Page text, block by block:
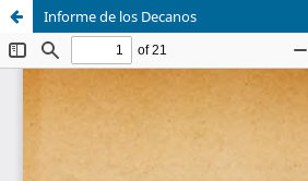
Informe de los Decanos